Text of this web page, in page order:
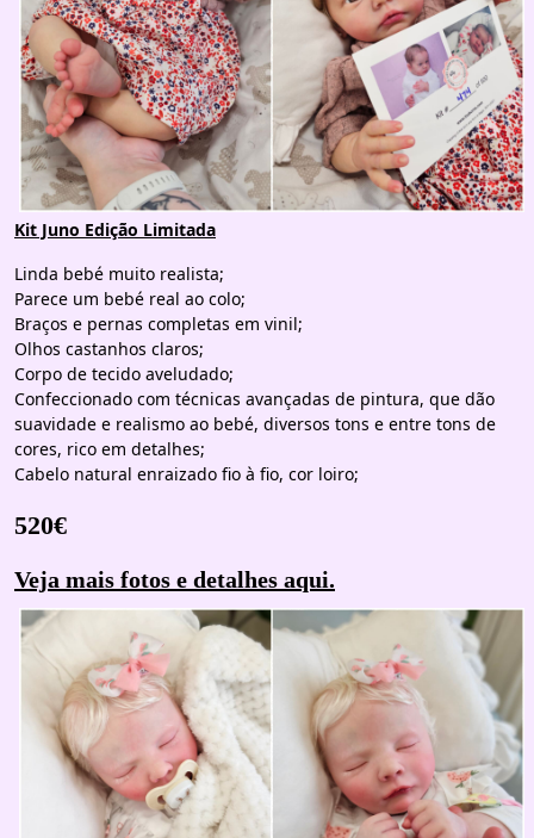
Kit Juno Edição Limitada
Linda bebé muito realista;
Parece um bebé real ao colo;
Braços e pernas completas em vinil;
Olhos castanhos claros;
Corpo de tecido aveludado;
Confeccionado com técnicas avançadas de pintura, que dão
suavidade e realismo ao bebé, diversos tons e entre tons de
cores, rico em detalhes;
Cabelo natural enraizado fio à fio, cor loiro;
520€
Veja mais fotos e detalhes aqui.